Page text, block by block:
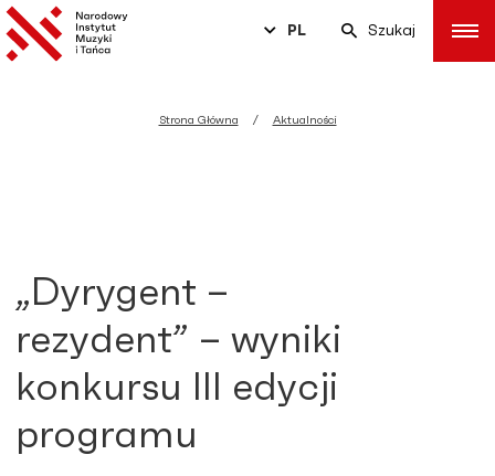
PL Szukaj
Strona Główna Aktualności
„Dyrygent –
rezydent” – wyniki
konkursu III edycji
programu